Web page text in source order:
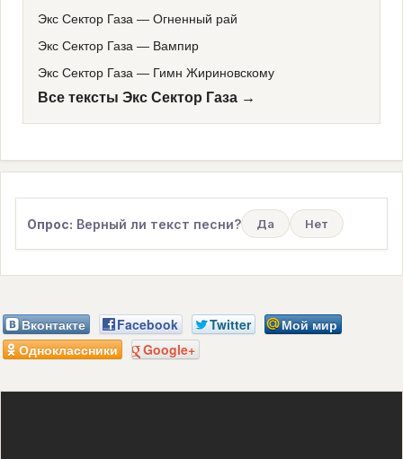
Экс Сектор Газа — Огненный рай
Экс Сектор Газа — Вампир
Экс Сектор Газа — Гимн Жириновскому
Все тексты Экс Сектор Газа →
Опрос: Верный ли текст песни? Да Нет
Вконтакте Facebook Twitter
Мой мир
Одноклассники
Google+